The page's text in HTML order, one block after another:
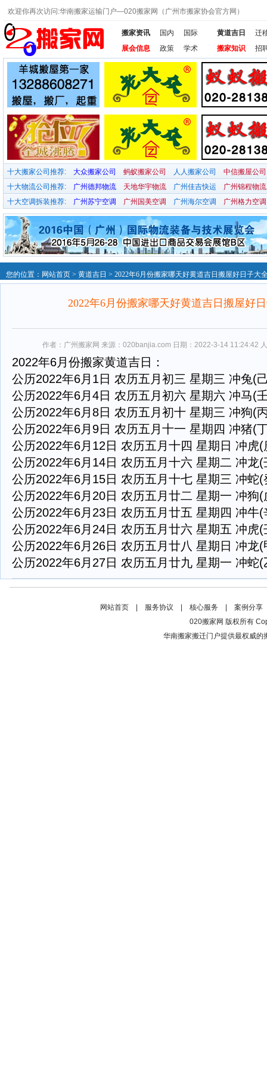
欢迎你再次访问:华南搬家运输门户—020搬家网（广州市搬家协会官方网）
搬家资讯 国内
国际
展会信息
政策 学术
黄道吉日
迁
搬家知识
招
十大搬家公司推荐: 大众搬家公司 蚂蚁搬家公司 人人搬家公司
中信搬屋公司
十大物流公司推荐:
广州德邦物流 天地华宇物流 广州佳吉快运
广州锦程物流
十大空调拆装推荐:
广州苏宁空调 广州国美空调 广州海尔空调 广州格力空调
您的位置： 网站首页 > 黄道吉日 > 2022年6月份搬家哪天好黄道吉日搬屋好日子大
2022年6月份搬家哪天好黄道吉日搬屋好
作者：广州搬家网 来源：020banjia.com 日期：2022-3-14 11:24:42
2022年6月份搬家黄道吉日：
公历2022年6月1日 农历五月初三 星期三 冲兔(
公历2022年6月4日 农历五月初六 星期六 冲马(
公历2022年6月8日 农历五月初十 星期三 冲狗(
公历2022年6月9日 农历五月十一 星期四 冲猪(
公历2022年6月12日 农历五月十四 星期日 冲虎(
公历2022年6月14日 农历五月十六 星期二 冲龙(
公历2022年6月15日 农历五月十七 星期三 冲蛇(
公历2022年6月20日 农历五月廿二 星期一 冲狗(
公历2022年6月23日 农历五月廿五 星期四 冲牛(
公历2022年6月24日 农历五月廿六 星期五 冲虎(
公历2022年6月26日 农历五月廿八 星期日 冲龙(
公历2022年6月27日 农历五月廿九 星期一 冲蛇
网站首页 服务协议 核心服务 案例分享
020搬家网 版权所有
华南搬家搬迁门户提供最权威